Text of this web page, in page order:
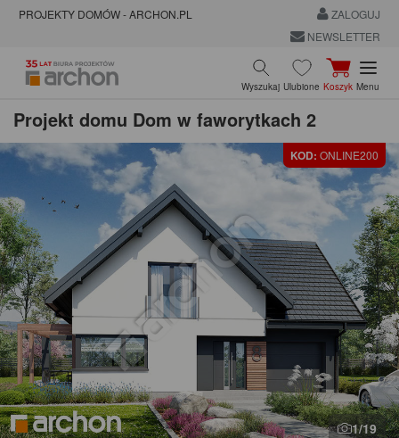
PROJEKTY DOMÓW - ARCHON.PL
ZALOGUJ
NEWSLETTER
Wyszukaj Ulubione Koszyk Menu
Projekt domu Dom w faworytkach 2
KOD: ONLINE200
1/19